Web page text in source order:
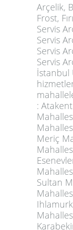
Arçelik,
Frost,
Servis
Servis
Servis
Servis
İstanbul
:
Meriç
Sultan